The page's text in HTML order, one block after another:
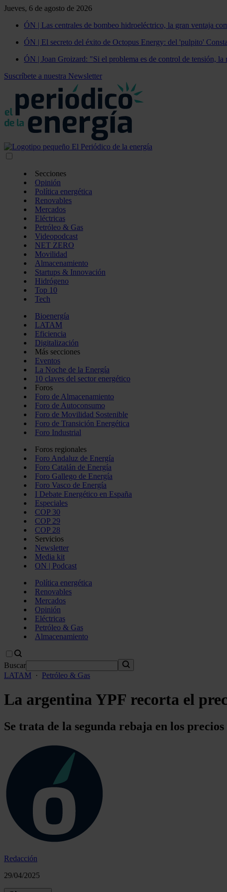
Jueves, 6 de agosto de 2026
ÓN | Las centrales de bombeo hidroeléctrico, la gran ventaja
ÓN | El secreto del éxito de Octopus Energy: del 'pulpito'
ÓN | Joan Groizard: "Si el problema es de control de tensión, la
Suscríbete a nuestra Newsletter
Secciones
Opinión
Política energética
Renovables
Mercados
Eléctricas
Petróleo & Gas
Videopodcast
NET ZERO
Movilidad
Almacenamiento
Startups & Innovación
Hidrógeno
Top 10
Tech
Bioenergía
LATAM
Eficiencia
Digitalización
Más secciones
Eventos
La Noche de la Energía
10 claves del sector energético
Foros
Foro de Almacenamiento
Foro de Autoconsumo
Foro de Movilidad Sostenible
Foro de Transición Energética
Foro Industrial
Foros regionales
Foro Andaluz de Energía
Foro Catalán de Energía
Foro Gallego de Energía
Foro Vasco de Energía
I Debate Energético en España
Especiales
COP 30
COP 29
COP 28
Servicios
Newsletter
Media kit
ON | Podcast
Política energética
Renovables
Mercados
Opinión
Eléctricas
Petróleo & Gas
Almacenamiento
Buscar
LATAM · Petróleo & Gas
La argentina YPF recorta el
Se trata de la segunda rebaja en los
Redacción
29/04/2025